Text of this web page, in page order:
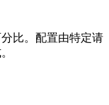
比。配置由特定请